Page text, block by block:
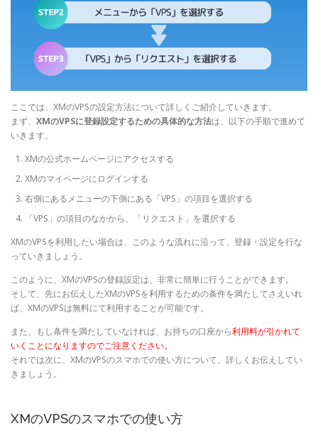
ここでは、XMのVPSの設定方法について詳しくご紹介していきます。
まず、 XMのVPSに登録設定するための具体的な方法は、以下の手順で進めて
いきます。
XMの公式ホームページにアクセスする
XMのマイページにログインする
右側にあるメニューの下側にある「VPS」の項目を選択する
「VPS」の項目のなかから、「リクエスト」を選択する
XMのVPSを利用したい場合は、このような流れに沿って、登録・設定を行な
っていきましょう。
このように、XMのVPSの登録設定は、非常に簡単に行うことができます。
そして、先にお伝えしたXMのVPSを利用するための条件を満たしてさえいれ
ば、XMのVPSは無料にて利用することが可能です。
また、もし条件を満たしていなければ、お持ちの口座から利用料が引かれて
いくことになりますのでご注意ください。
それでは次に、XMのVPSのスマホでの使い方について、詳しくお伝えしてい
きましょう。
XMのVPSのスマホでの使い方